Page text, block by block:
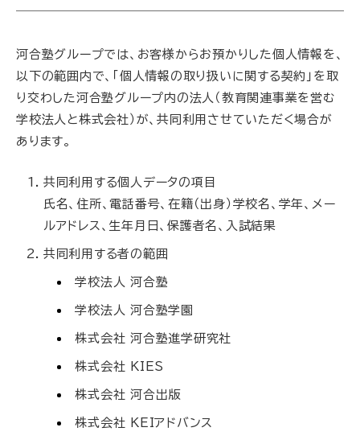
河合塾グループでは、お客様からお預かりした個人情報を、
以下の範囲内で、「個人情報の取り扱いに関する契約」を取
り交わした河合塾グループ内の法人（教育関連事業を営む
学校法人と株式会社）が、共同利用させていただく場合が
あります。
共同利用する個人データの項目
氏名、住所、電話番号、在籍（出身）学校名、学年、メー
ルアドレス、生年月日、保護者名、入試結果
共同利用する者の範囲
学校法人 河合塾
学校法人 河合塾学園
株式会社 河合塾進学研究社
株式会社 KIES
株式会社 河合出版
株式会社 KEIアドバンス